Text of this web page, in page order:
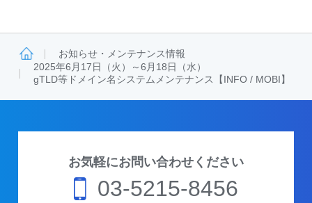
お知らせ・メンテナンス情報
2025年6月17日（火）～6月18日（水）
gTLD等ドメイン名システムメンテナンス【INFO / MOBI】
お気軽にお問い合わせください
03-5215-8456